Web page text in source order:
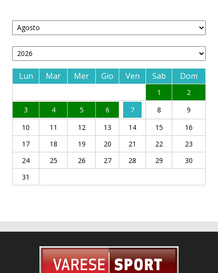
Lun Mar Mer Gio Ven Sab Dom
1
2
3
4 5 6 7 8
9
10
11 12 13 14 15
16
17
18 19 20 21 22
23
24
25 26 27 28 29
30
31